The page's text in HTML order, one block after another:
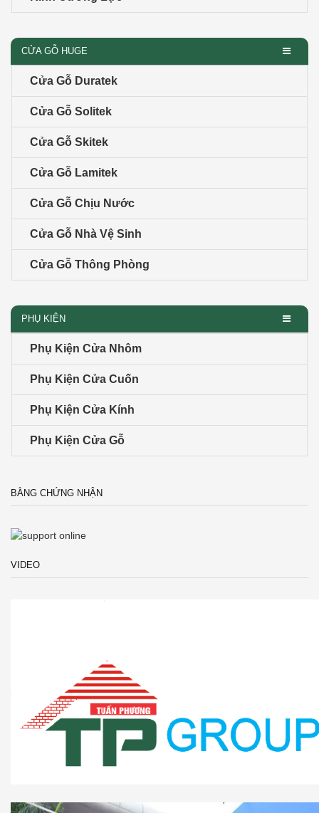
CỬA GỖ HUGE
Cửa Gỗ Duratek
Cửa Gỗ Solitek
Cửa Gỗ Skitek
Cửa Gỗ Lamitek
Cửa Gỗ Chịu Nước
Cửa Gỗ Nhà Vệ Sinh
Cửa Gỗ Thông Phòng
PHỤ KIỆN
Phụ Kiện Cửa Nhôm
Phụ Kiện Cửa Cuốn
Phụ Kiện Cửa Kính
Phụ Kiện Cửa Gỗ
BẰNG CHỨNG NHẬN
VIDEO